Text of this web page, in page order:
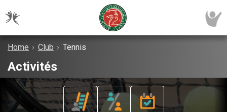
Home › Club › Tennis
Activités